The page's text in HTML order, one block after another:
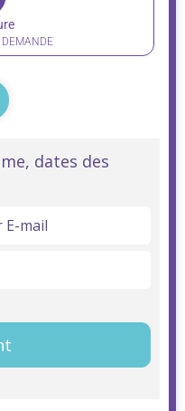
dates des
E-mail